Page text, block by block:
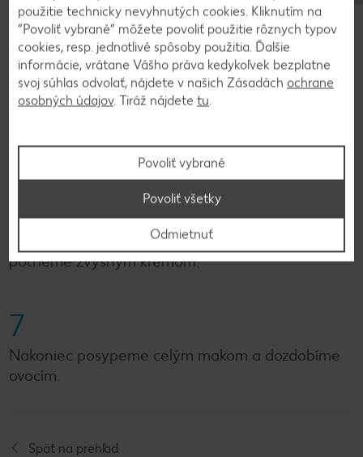
5
Bielu čokoládu roztopíme a necháme vychladnúť.
Zmiešame ju spolu s mascarpone a vanilkou.
Šľahačku vyšľaháme spolu s práškovým cukrom a
stužovačom. Potom primiešame ku mascarpone
6
Prvý korpus potrieme ríbezľovým džemom a
vrstvou krému. Na vrch položíme druhý korpus a
potrieme zvyšným krémom.
7
Nakoniec posypeme celým makom a dozdobíme
ovocím.
Späť na prehľad
použitie technicky nevyhnutých cookies. Kliknutím na
“Povoliť vybrané” môžete povoliť použitie rôznych typov
cookies, resp. jednotlivé spôsoby použitia. Ďalšie
informácie, vrátane Vášho práva kedykoľvek bezplatne
svoj súhlas odvolať, nájdete v našich Zásadách ochrane
osobných údajov. Tiráž nájdete tu.
Povoliť vybrané
Odmietnuť
Povoliť všetky